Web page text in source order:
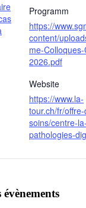
Programm
https://
content/
me-
2026.pdf
Website
https://www.la-
tour.ch/fr/
soins/centre-
pathologies-